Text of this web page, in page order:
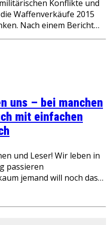
Konflikte und
Waffenverkäufe 2015
Nach einem Bericht…
uns – bei manchen
mit einfachen
und Leser! Wir leben in
passieren
jemand will noch das…